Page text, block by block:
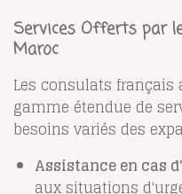
Services Offerts par
Maroc
Les consulats français
gamme étendue de
besoins variés des
Assistance en cas
aux situations